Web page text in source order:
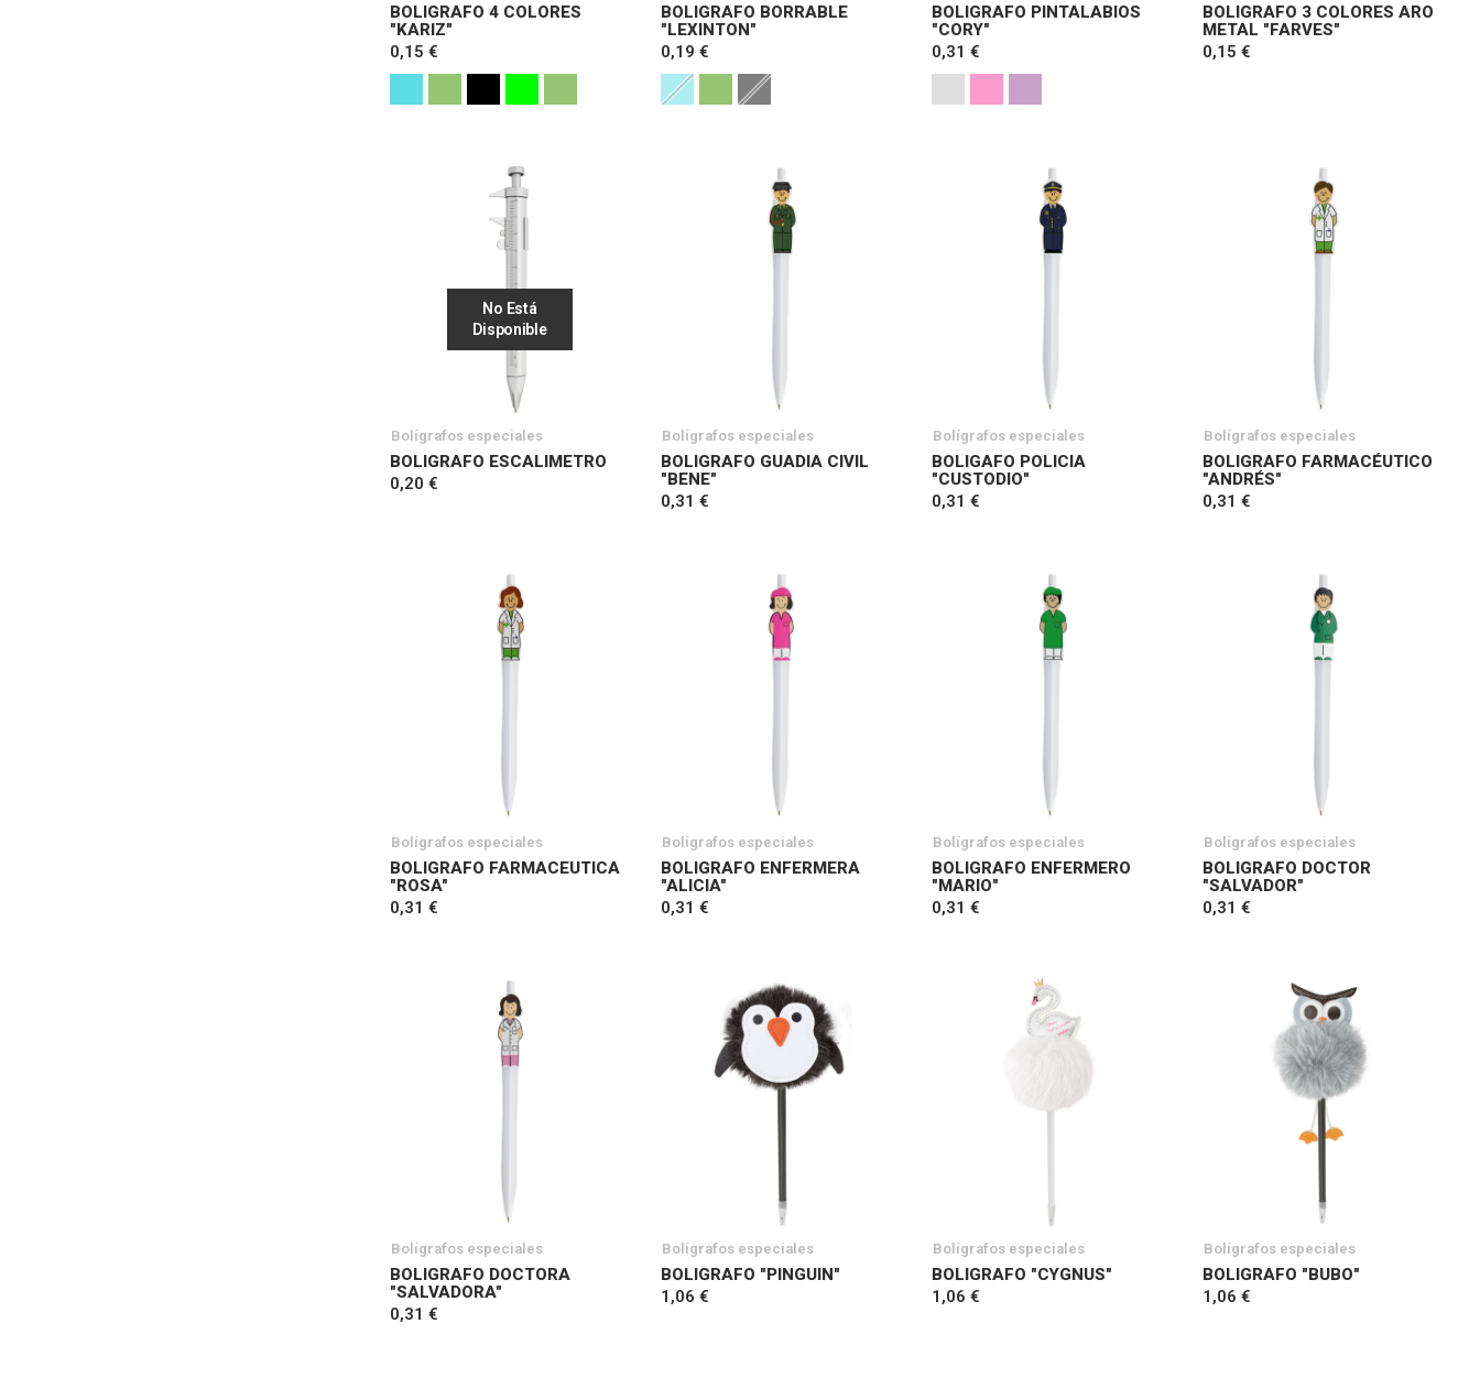
BOLIGRAFO 4 COLORES
"KARIZ"
0,15 €
BOLIGRAFO BORRABLE
"LEXINTON"
0,19 €
BOLIGRAFO PINTALABIOS
"CORY"
0,31 €
BOLIGRAFO 3 COLORES ARO
METAL "FARVES"
0,15 €
No Está
Disponible
Bolígrafos especiales
BOLIGRAFO ESCALIMETRO
0,20 €
Bolígrafos especiales
BOLIGRAFO GUADIA CIVIL
"BENE"
0,31 €
Bolígrafos especiales
BOLIGAFO POLICIA
"CUSTODIO"
0,31 €
Bolígrafos especiales
BOLIGRAFO FARMACÉUTICO
"ANDRÉS"
0,31 €
Bolígrafos especiales
BOLIGRAFO FARMACEUTICA
"ROSA"
0,31 €
Bolígrafos especiales
BOLIGRAFO ENFERMERA
"ALICIA"
0,31 €
Bolígrafos especiales
BOLIGRAFO ENFERMERO
"MARIO"
0,31 €
Bolígrafos especiales
BOLIGRAFO DOCTOR
"SALVADOR"
0,31 €
Bolígrafos especiales
BOLIGRAFO DOCTORA
"SALVADORA"
0,31 €
Bolígrafos especiales
BOLIGRAFO "PINGUIN"
1,06 €
Bolígrafos especiales
BOLIGRAFO "CYGNUS"
1,06 €
Bolígrafos especiales
BOLIGRAFO "BUBO"
1,06 €